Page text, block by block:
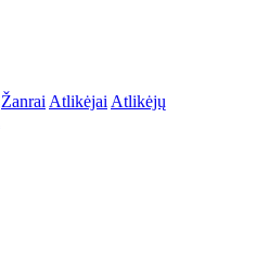
Žanrai Atlikėjai Atlikėjų